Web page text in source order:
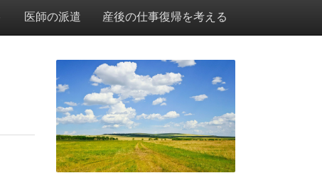
医師の派遣 産後の仕事復帰を考える